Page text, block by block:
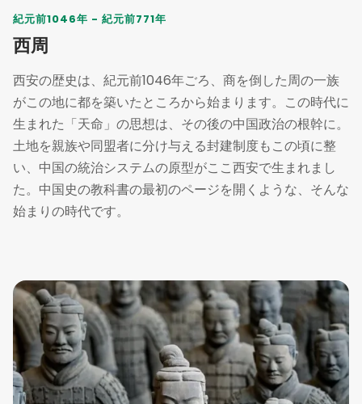
紀元前1046年 - 紀元前771年
西周
西安の歴史は、紀元前1046年ごろ、商を倒した周の一族
がこの地に都を築いたところから始まります。この時代に
生まれた「天命」の思想は、その後の中国政治の根幹に。
土地を親族や同盟者に分け与える封建制度もこの頃に整
い、中国の統治システムの原型がここ西安で生まれまし
た。中国史の教科書の最初のページを開くような、そんな
始まりの時代です。